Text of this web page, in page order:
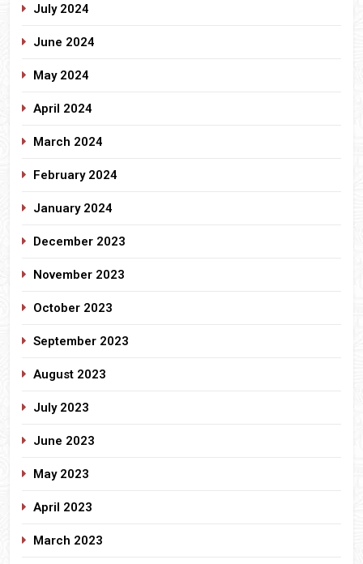
July 2024
June 2024
May 2024
April 2024
March 2024
February 2024
January 2024
December 2023
November 2023
October 2023
September 2023
August 2023
July 2023
June 2023
May 2023
April 2023
March 2023